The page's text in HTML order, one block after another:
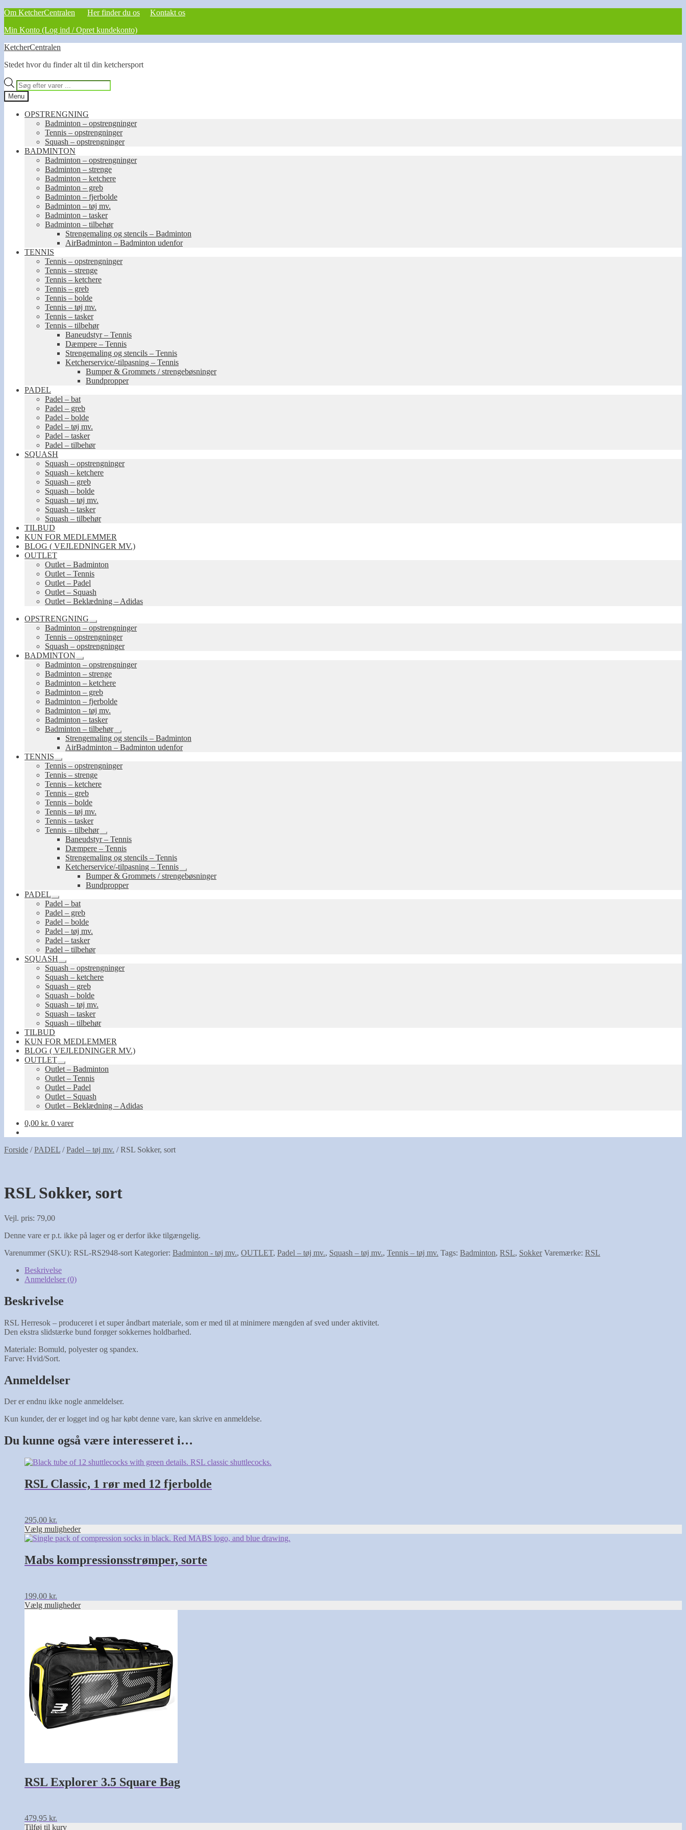
Om KetcherCentralen Her finder du os
Kontakt os
Min Konto (Log ind / Opret kundekonto)
Spring
navigation
Spring
indhold
KetcherCentralen
Stedet hvor du finder alt til din ketchersport
Products
search
Menu
OPSTRENGNING
Badminton – opstrengninger
Tennis – opstrengninger
Squash – opstrengninger
BADMINTON
Badminton – opstrengninger
Badminton – strenge
Badminton – ketchere
Badminton – greb
Badminton – fjerbolde
Badminton – tøj mv.
Badminton – tasker
Badminton – tilbehør
Strengemaling og stencils – Badminton
AirBadminton – Badminton udenfor
TENNIS
Tennis – opstrengninger
Tennis – strenge
Tennis – ketchere
Tennis – greb
Tennis – bolde
Tennis – tøj mv.
Tennis – tasker
Tennis – tilbehør
Baneudstyr – Tennis
Dæmpere – Tennis
Strengemaling og stencils – Tennis
Ketcherservice/-tilpasning – Tennis
Bumper & Grommets / strengebøsninger
Bundpropper
PADEL
Padel – bat
Padel – greb
Padel – bolde
Padel – tøj mv.
Padel – tasker
Padel – tilbehør
SQUASH
Squash – opstrengninger
Squash – ketchere
Squash – greb
Squash – bolde
Squash – tøj mv.
Squash – tasker
Squash – tilbehør
TILBUD
KUN FOR MEDLEMMER
BLOG ( VEJLEDNINGER MV.)
OUTLET
Outlet – Badminton
Outlet – Tennis
Outlet – Padel
Outlet – Squash
Outlet – Beklædning – Adidas
OPSTRENGNING
Udfold
undermenu
Badminton – opstrengninger
Tennis – opstrengninger
Squash – opstrengninger
BADMINTON
Udfold
undermenu
Badminton – opstrengninger
Badminton – strenge
Badminton – ketchere
Badminton – greb
Badminton – fjerbolde
Badminton – tøj mv.
Badminton – tasker
Badminton – tilbehør
Udfold
undermenu
Strengemaling og stencils – Badminton
AirBadminton – Badminton udenfor
TENNIS
Udfold
undermenu
Tennis – opstrengninger
Tennis – strenge
Tennis – ketchere
Tennis – greb
Tennis – bolde
Tennis – tøj mv.
Tennis – tasker
Tennis – tilbehør
Udfold
undermenu
Baneudstyr – Tennis
Dæmpere – Tennis
Strengemaling og stencils – Tennis
Ketcherservice/-tilpasning – Tennis
Udfold
undermenu
Bumper & Grommets / strengebøsninger
Bundpropper
PADEL
Udfold
undermenu
Padel – bat
Padel – greb
Padel – bolde
Padel – tøj mv.
Padel – tasker
Padel – tilbehør
SQUASH
Udfold
undermenu
Squash – opstrengninger
Squash – ketchere
Squash – greb
Squash – bolde
Squash – tøj mv.
Squash – tasker
Squash – tilbehør
TILBUD
KUN FOR MEDLEMMER
BLOG ( VEJLEDNINGER MV.)
OUTLET
Udfold
undermenu
Outlet – Badminton
Outlet – Tennis
Outlet – Padel
Outlet – Squash
Outlet – Beklædning – Adidas
0,00 kr. 0 varer
Forside /PADEL /Padel – tøj mv. /RSL Sokker, sort
RSL Sokker, sort
Vejl. pris: 79,00
Denne vare er p.t. ikke på lager og er derfor ikke tilgængelig.
Varenummer (SKU): RSL-RS2948-sort Kategorier: Badminton - tøj mv., OUTLET, Padel – tøj mv., Squash – tøj mv., Tennis – tøj mv. Tags: Badminton, RSL, Sokker Varemærke: RSL
Beskrivelse
Anmeldelser (0)
Beskrivelse
RSL Herresok – produceret i et super åndbart materiale, som er med til at minimere mængden af sved under aktivitet.
Den ekstra slidstærke bund forøger sokkernes holdbarhed.
Materiale: Bomuld, polyester og spandex.
Farve: Hvid/Sort.
Anmeldelser
Der er endnu ikke nogle anmeldelser.
Kun kunder, der er logget ind og har købt denne vare, kan skrive en anmeldelse.
Du kunne også være interesseret i…
RSL Classic, 1 rør med 12 fjerbolde
295,00 kr.
Vælg muligheder
Dette
har
flere
kan
vælges
på
varesiden
Mabs kompressionsstrømper, sorte
199,00 kr.
Vælg muligheder
Dette
har
flere
kan
vælges
på
RSL Explorer 3.5 Square Bag
479,95 kr.
Tilføj til kurv